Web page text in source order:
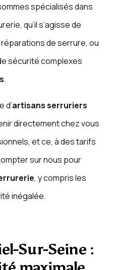
spécialisés dans
qu’il s’agisse de
de serrure, ou
sécurité complexes
.
d’artisans serruriers
directement chez vous
et ce, à des tarifs
sur nous pour
, y compris les
inégalée.
Sur-Seine :